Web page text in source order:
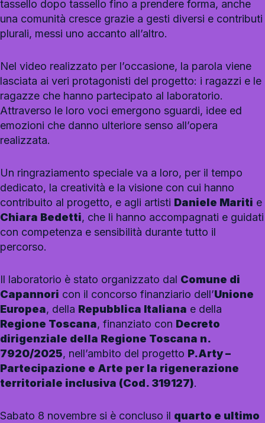
tassello dopo tassello fino a prendere forma, anche
una comunità cresce grazie a gesti diversi e contributi
plurali, messi uno accanto all’altro.
Nel video realizzato per l’occasione, la parola viene
lasciata ai veri protagonisti del progetto: i ragazzi e le
ragazze che hanno partecipato al laboratorio.
Attraverso le loro voci emergono sguardi, idee ed
emozioni che danno ulteriore senso all’opera
realizzata.
Un ringraziamento speciale va a loro, per il tempo
dedicato, la creatività e la visione con cui hanno
contribuito al progetto, e agli artisti Daniele Mariti e
Chiara Bedetti, che li hanno accompagnati e guidati
con competenza e sensibilità durante tutto il
percorso.
Il laboratorio è stato organizzato dal Comune di
Capannori con il concorso finanziario dell’Unione
Europea, della Repubblica Italiana e della
Regione Toscana, finanziato con Decreto
dirigenziale della Regione Toscana n.
7920/2025, nell’ambito del progetto P.Arty –
Partecipazione e Arte per la rigenerazione
territoriale inclusiva (Cod. 319127).
Sabato 8 novembre si è concluso il quarto e ultimo